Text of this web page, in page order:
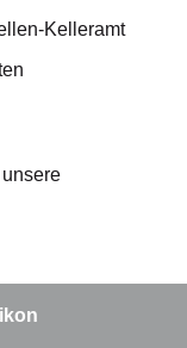
Kelleramt